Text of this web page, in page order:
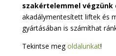
szakértelemmel végzünk
akadálymentesített liftek és
gyártásában is számíthat
Tekintse megoldalunkat!